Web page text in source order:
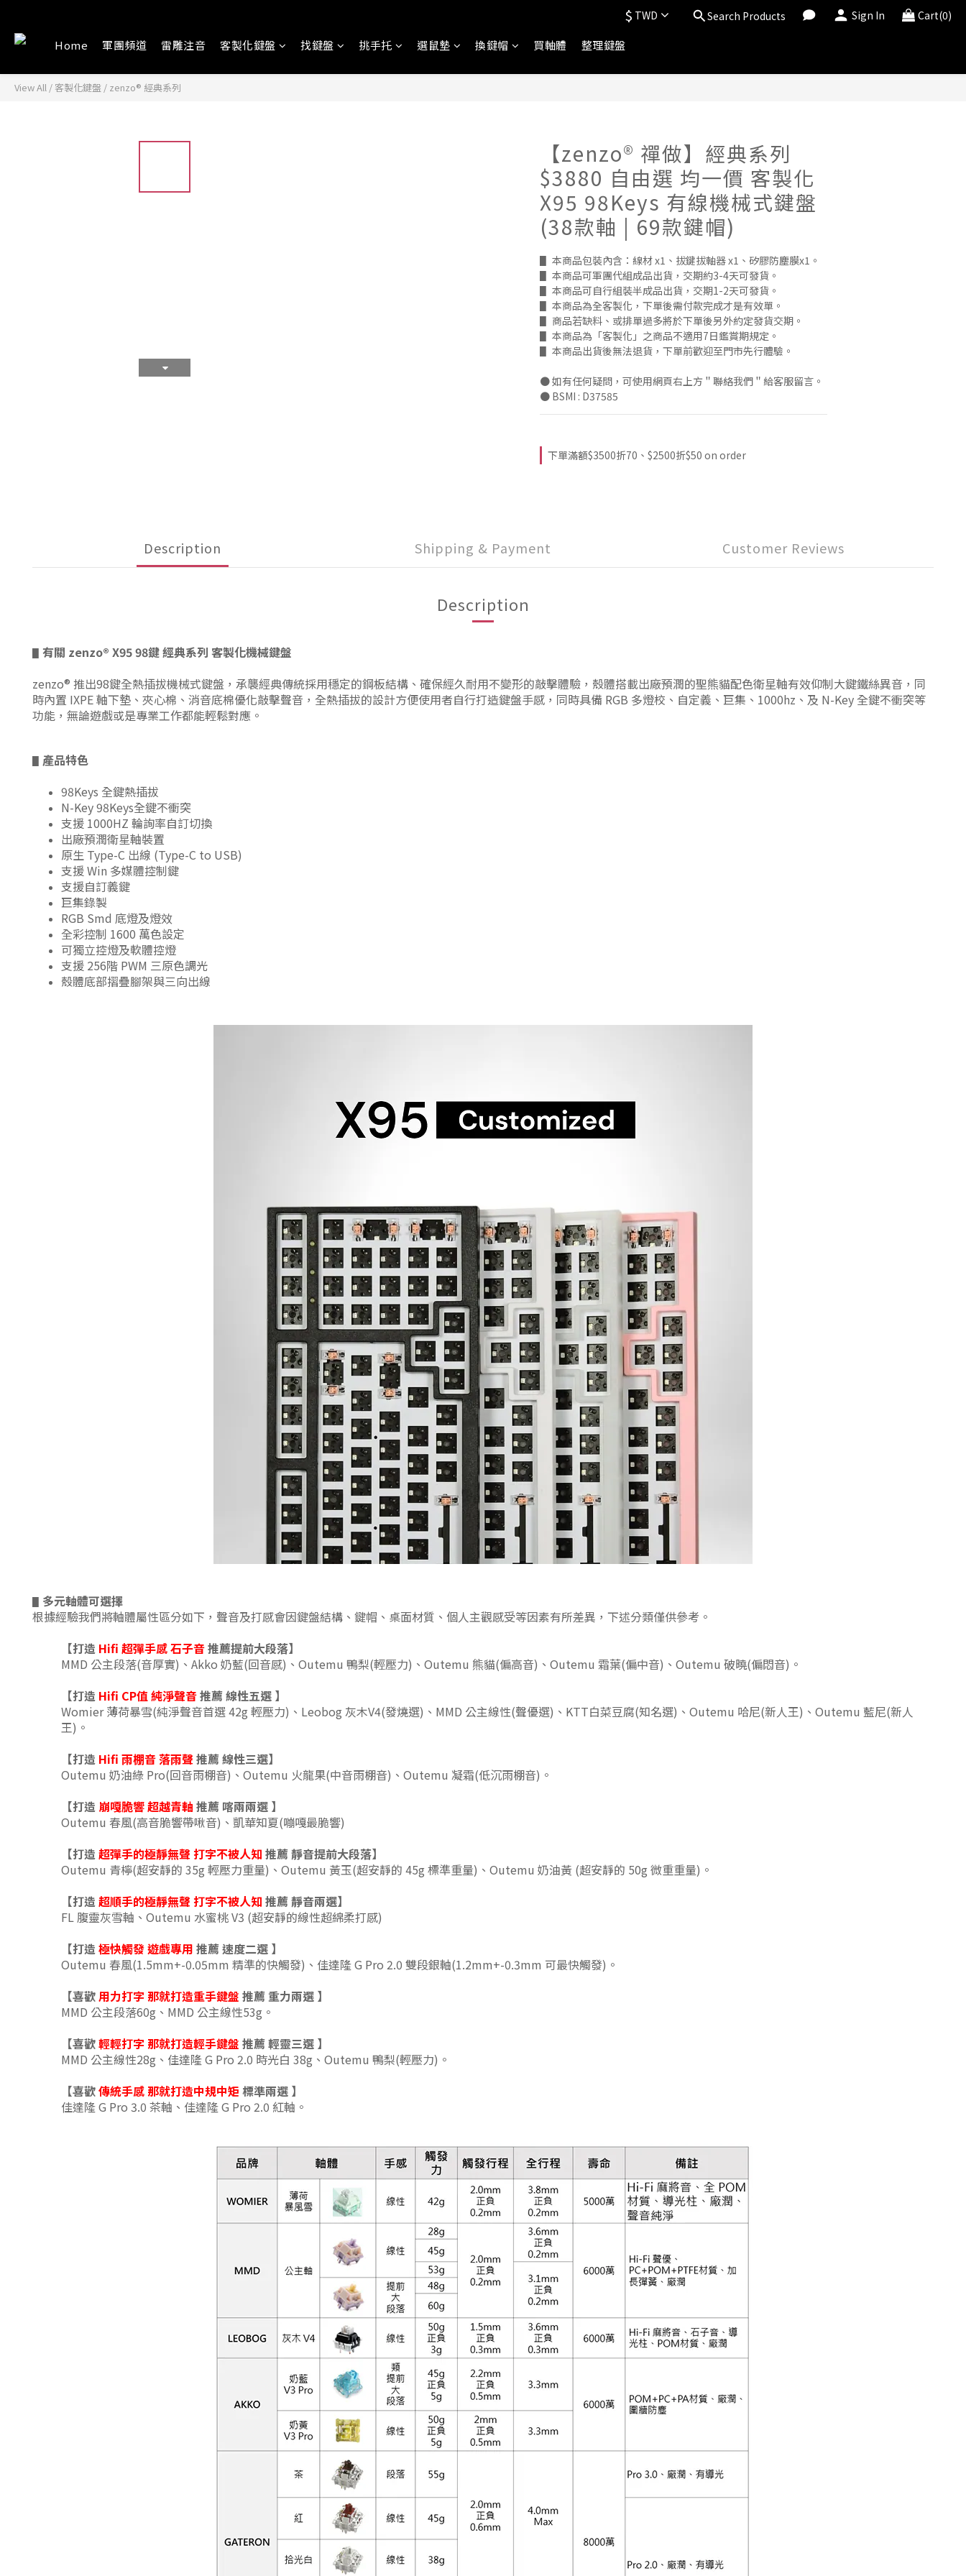
$ TWD Search Products Sign In Cart(0)
Home 軍團頻道 雷雕注音 客製化鍵盤 找鍵盤 挑手托 選鼠墊 換鍵帽 買軸體 整理鍵盤
View All / 客製化鍵盤 / zenzo® 經典系列
【zenzo® 禪做】經典系列
$3880 自由選 均一價 客製化
X95 98Keys 有線機械式鍵盤
(38款軸 | 69款鍵帽)
▋ 本商品包裝內含：線材 x1、拔鍵拔軸器 x1、矽膠防塵膜x1。
▋ 本商品可軍團代組成品出貨，交期約3-4天可發貨。
▋ 本商品可自行組裝半成品出貨，交期1-2天可發貨。
▋ 本商品為全客製化，下單後需付款完成才是有效單。
▋ 商品若缺料、或排單過多將於下單後另外約定發貨交期。
▋ 本商品為「客製化」之商品不適用7日鑑賞期規定。
▋ 本商品出貨後無法退貨，下單前歡迎至門市先行體驗。
● 如有任何疑問，可使用網頁右上方＂聯絡我們＂給客服留言。
● BSMI : D37585
下單滿額$3500折70、$2500折$50 on order
Description Shipping & Payment Customer Reviews
Description
▋ 有關 zenzo® X95 98鍵 經典系列 客製化機械鍵盤
zenzo® 推出98鍵全熱插拔機械式鍵盤， 承襲經典傳統採用穩定的鋼板結構、確保經久耐用不變形的敲擊體驗，殼體搭載出廠預潤的聖熊貓配色衛星軸有效仰制大鍵鐵絲異音，同
時內置 IXPE 軸下墊、夾心棉、消音底棉優化敲擊聲音，全熱插拔的設計方便使用者自行打造鍵盤手感，同時具備 RGB 多燈校、自定義、巨集、1000hz、及 N-Key 全鍵不衝突等
功能，無論遊戲或是專業工作都能輕鬆對應 。
▋ 產品特色
98Keys 全鍵熱插拔
N-Key 98Keys全鍵不衝突
支援 1000HZ 輪詢率自訂切換
出廠預潤衛星軸裝置
原生 Type-C 出線 (Type-C to USB)
支援 Win 多媒體控制鍵
支援自訂義鍵
巨集錄製
RGB Smd 底燈及燈效
全彩控制 1600 萬色設定
可獨立控燈及軟體控燈
支援 256階 PWM 三原色調光
殼體底部摺疊腳架與三向出線
▋ 多元軸體可選擇
根據經驗我們將軸體屬性區分如下，聲音及打感會因鍵盤結構、鍵帽、桌面材質、個人主觀感受等因素有所差異，下述分類僅供參考。
【打造 Hifi 超彈手感 石子音推薦提前大段落】
MMD 公主段落(音厚實) 、 Akko 奶藍(回音感)、 Outemu 鴨梨(輕壓力)、 Outemu 熊貓(偏高音)、 Outemu 霜葉(偏中音)、 Outemu 破曉(偏悶音)。
【打造 Hifi CP值 純淨聲音推薦 線性五選 】
Womier 薄荷暴雪(純淨聲音首選 42g 輕壓力)、Leobog 灰木V4(發燒選)、MMD 公主線性(聲優選) 、KTT白菜豆腐(知名選)、Outemu 哈尼(新人王) 、Outemu 藍尼(新人
王) 。
【打造 Hifi 雨棚音 落雨聲推薦 線性三選】
Outemu 奶油綠 Pro(回音雨棚音)、 Outemu 火龍果(中音雨棚音)、 Outemu 凝霜(低沉雨棚音)。
【打造 崩嘎脆響 超越青軸 推薦 喀兩兩選 】
Outemu 春風(高音脆響帶啾音)、凱華知夏(嘣嘎最脆響)
【打造超彈手的極靜無聲打字不被人知 推薦 靜音提前大段落】
Outemu 青檸(超安靜的 35g 輕壓力重量)、 Outemu 黃玉(超安靜的 45g 標準重量)、 Outemu 奶油黃 (超安靜的 50g 微重重量) 。
【打造超順手的極靜無聲打字不被人知 推薦 靜音兩選】
FL 腹靈灰雪軸、 Outemu 水蜜桃 V3 (超安靜的線性超綿柔打感)
【打造極快觸發 遊戲專用 推薦 速度二選 】
Outemu 春風(1.5mm+-0.05mm 精準的快觸發)、佳達隆 G Pro 2.0 雙段銀軸(1.2mm+-0.3mm 可最快觸發)。
【喜歡用力打字 那就打造重手鍵盤 推薦 重力兩選 】
MMD 公主段落60g、MMD 公主線性53g 。
【喜歡輕輕打字 那就打造輕手鍵盤 推薦 輕靈三選 】
MMD 公主線性28g、 佳達隆 G Pro 2.0 時光白 38g 、 Outemu 鴨梨(輕壓力) 。
【喜歡傳統手感那就打造中規中矩 標準兩選 】
佳達隆 G Pro 3.0 茶軸、佳達隆 G Pro 2.0 紅軸。